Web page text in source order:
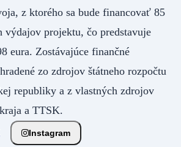
z ktorého sa bude financovať 85
výdajov projektu, čo predstavuje
eura. Zostávajúce finančné
zo zdrojov štátneho rozpočtu
republiky a z vlastných zdrojov
kraja a TTSK.
Instagram